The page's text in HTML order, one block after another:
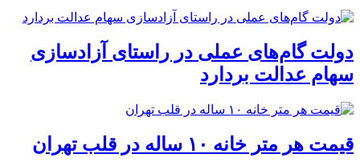
دولت گام‌های عملی در راستای آزادسازی
سهام عدالت بردارد
قیمت هر متر خانه ۱۰ ساله در قلب تهران